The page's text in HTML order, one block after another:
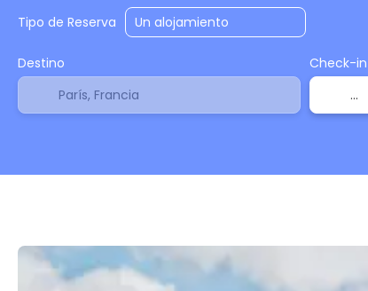
Tipo de Reserva
Destino Check-in